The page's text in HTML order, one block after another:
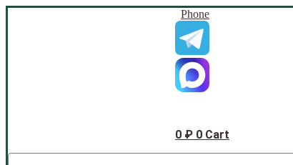
Phone
0 ₽ 0 Cart